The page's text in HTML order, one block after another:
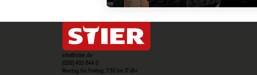
info@stier.de
(030) 403 644 0
Montag bis Freitag, 7:30 bis 17 Uhr